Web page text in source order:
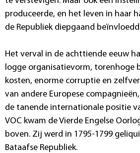
produceerde, en het leven in haar
de Republiek diepgaand
Het verval in de achttiende eeuw
logge organisatievorm, torenhoge
kosten, enorme corruptie en
van andere Europese
de tanende internationale positie
VOC kwam de Vierde Engelse
boven. Zij werd in 1795-1799
Bataafse Republiek.